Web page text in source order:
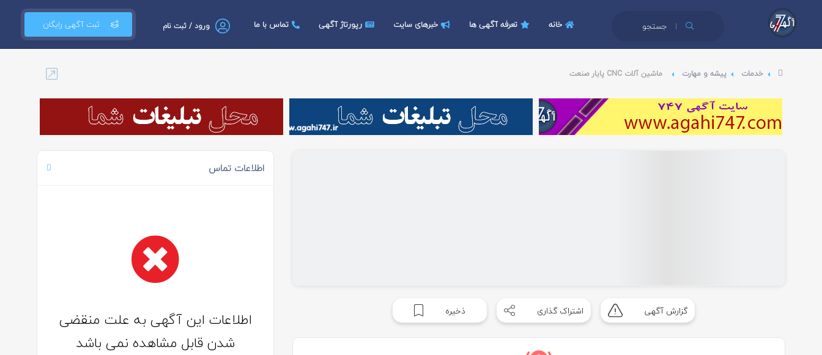
جستجو ورود / ثبت نام خانه تعرفه آگهی ها خبرهای سایت رپورتاژ آگهی تماس با ما
خدمات پیشه و مهارت ماشین آلات CNC پایار صنعت
گزارش آگهی اشتراک گذاری ذخیره
اطلاعات تماس
اطلاعات این آگهی به علت منقضی
شدن قابل مشاهده نمی باشد